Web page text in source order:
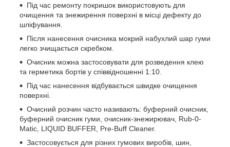
Під час ремонту покришок використовують для
очищення та знежирення поверхні в місці дефекту до
шліфування.
Після нанесення очисника мокрий набухлий шар гуми
легко зчищається скребком.
Очисник можна застосовувати для розведення клею
та герметика бортів у співвідношенні 1:10.
Під час нанесення відбувається швидке очищення
поверхні.
Очисний розчин часто називають: буферний очисник,
буферний очисник гуми, очисник-знежирювач, Rub-0-
Matic, LIQUID BUFFER, Pre-Buff Cleaner.
Застосовується для різних гумових виробів, шин,